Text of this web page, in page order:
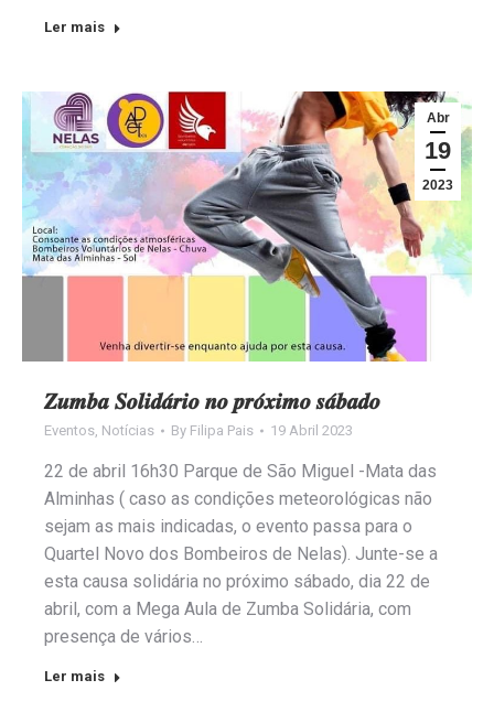
Ler mais
Abr
19
2023
𝒁𝒖𝒎𝒃𝒂 𝑺𝒐𝒍𝒊𝒅𝒂́𝒓𝒊𝒐 𝒏𝒐 𝒑𝒓𝒐́𝒙𝒊𝒎𝒐 𝒔𝒂́𝒃𝒂𝒅𝒐
Eventos Notícias By Filipa Pais 19 Abril 2023
22 de abril 16h30 Parque de São Miguel -Mata das
Alminhas ( caso as condições meteorológicas não
sejam as mais indicadas, o evento passa para o
Quartel Novo dos Bombeiros de Nelas). Junte-se a
esta causa solidária no próximo sábado, dia 22 de
abril, com a Mega Aula de Zumba Solidária, com
presença de vários…
Ler mais